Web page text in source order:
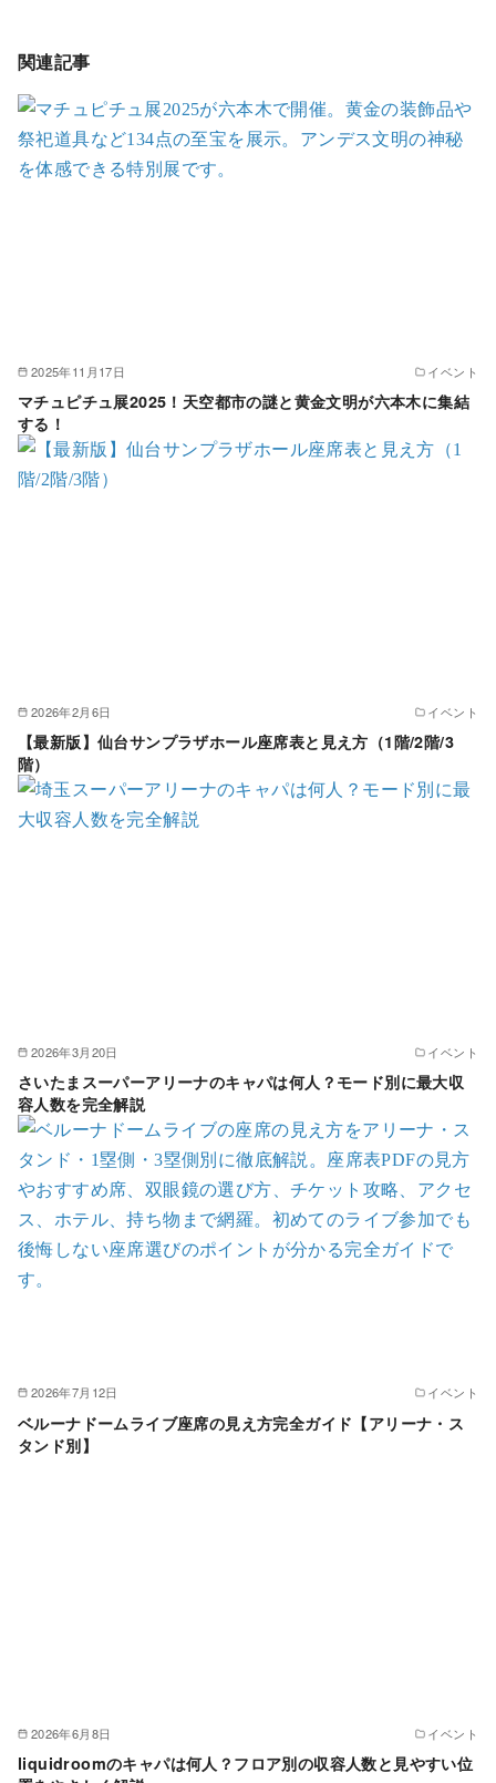
関連記事
2025年11月17日 イベント
マチュピチュ展2025！天空都市の謎と黄金文明が六本木に集結
する！
2026年2月6日 イベント
【最新版】仙台サンプラザホール座席表と見え方（1階/2階/3
階）
2026年3月20日 イベント
さいたまスーパーアリーナのキャパは何人？モード別に最大収
容人数を完全解説
2026年7月12日 イベント
ベルーナドームライブ座席の見え方完全ガイド【アリーナ・ス
タンド別】
2026年6月8日 イベント
liquidroomのキャパは何人？フロア別の収容人数と見やすい位